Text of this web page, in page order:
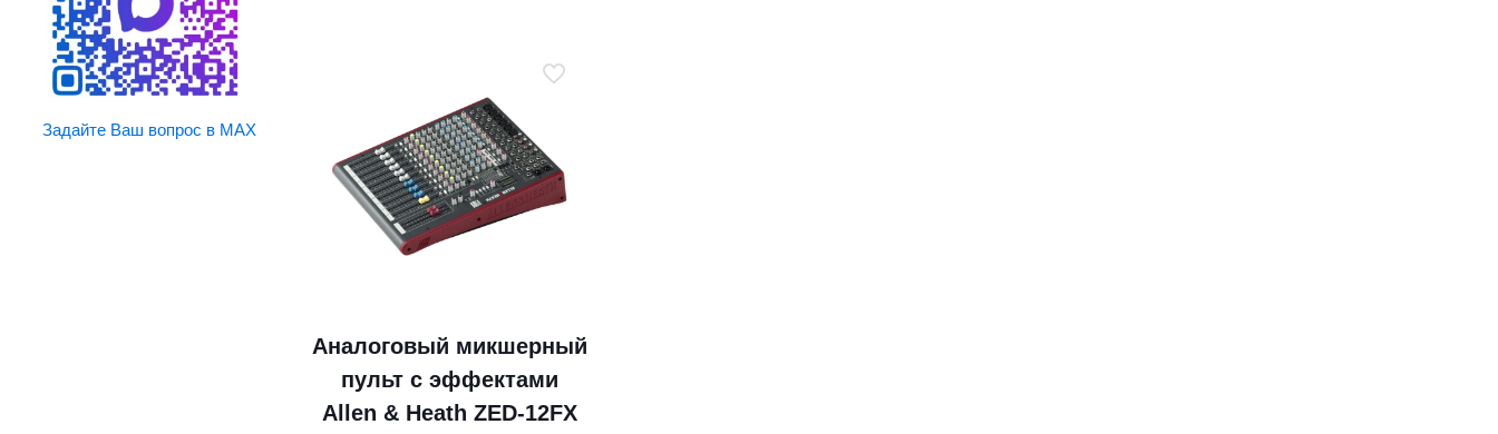
Аналоговый микшерный
пульт с эффектами
Allen & Heath ZED-12FX
Задайте Ваш вопрос в MAX